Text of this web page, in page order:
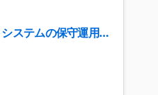
ステムの保守運用